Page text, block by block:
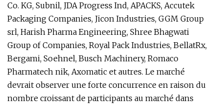
Co. KG, Subnil, JDA Progress Ind, APACKS, Accutek
Packaging Companies, Jicon Industries, GGM Group
srl, Harish Pharma Engineering, Shree Bhagwati
Group of Companies, Royal Pack Industries, BellatRx,
Bergami, Soehnel, Busch Machinery, Romaco
Pharmatech nik, Axomatic et autres. Le marché
devrait observer une forte concurrence en raison du
nombre croissant de participants au marché dans